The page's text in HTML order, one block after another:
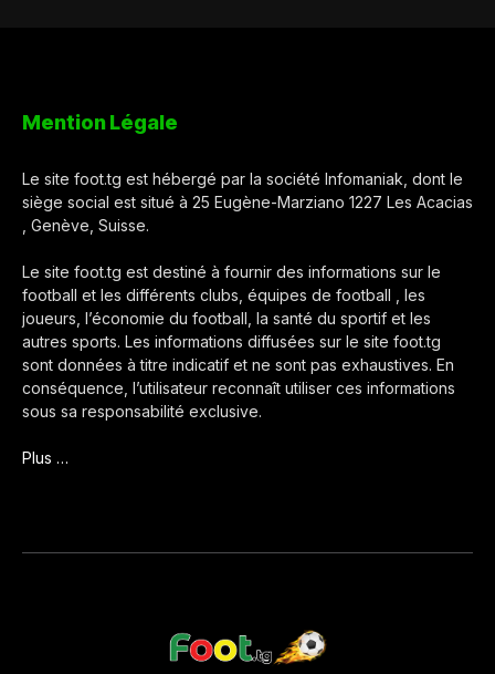
Mention Légale
Le site foot.tg est hébergé par la société Infomaniak, dont le
siège social est situé à 25 Eugène-Marziano 1227 Les Acacias
, Genève, Suisse.
Le site foot.tg est destiné à fournir des informations sur le
football et les différents clubs, équipes de football , les
joueurs, l’économie du football, la santé du sportif et les
autres sports. Les informations diffusées sur le site foot.tg
sont données à titre indicatif et ne sont pas exhaustives. En
conséquence, l’utilisateur reconnaît utiliser ces informations
sous sa responsabilité exclusive.
Plus …